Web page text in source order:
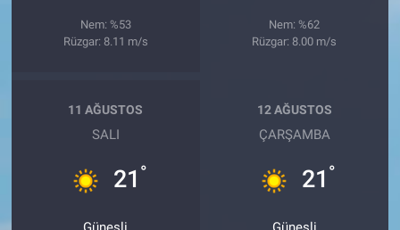
Nem: %53
Rüzgar: 8.11 m/s
Nem: %62
Rüzgar: 8.00 m/s
11 AĞUSTOS
SALI
21 °
12 AĞUSTOS
ÇARŞAMBA
21 °